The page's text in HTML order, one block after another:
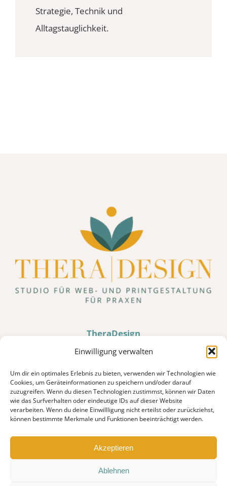
Einwilligung verwalten
Um dir ein optimales Erlebnis zu bieten, verwenden wir Technologien wie
Cookies, um Geräteinformationen zu speichern und/oder darauf
zuzugreifen. Wenn du diesen Technologien zustimmst, können wir Daten
wie das Surfverhalten oder eindeutige IDs auf dieser Website
verarbeiten. Wenn du deine Einwillligung nicht erteilst oder zurückziehst,
können bestimmte Merkmale und Funktionen beeinträchtigt werden.
Akzeptieren
Ablehnen
Strategie, Technik und
Alltagstauglichkeit.
TheraDesign
Hochweiler 10 · D-87527 Sonthofen
Tel. 0176 80036185
info@theradesign.de